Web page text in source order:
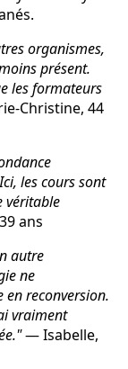
organismes,
présent.
les formateurs
Christine, 44
les cours sont
véritable
ans
autre
ne
reconversion.
vraiment
— Isabelle,